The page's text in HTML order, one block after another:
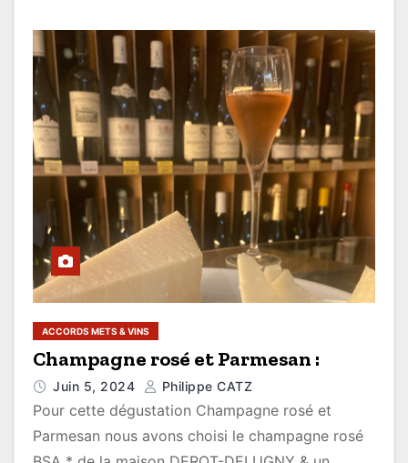
ACCORDS METS & VINS
Champagne rosé et Parmesan :
Juin 5, 2024 Philippe CATZ
Pour cette dégustation Champagne rosé et
Parmesan nous avons choisi le champagne rosé